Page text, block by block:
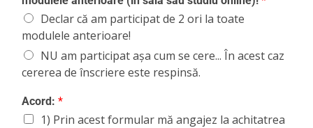
Declar că am participat de 2 ori la toate
modulele anterioare!
NU am participat așa cum se cere... În acest caz
cererea de înscriere este respinsă.
Acord: *
1) Prin acest formular mă angajez la achitatrea